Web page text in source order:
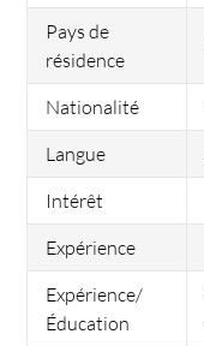
Pays de
résidence
Nationalité
Langue
Intérêt
Expérience
Expérience/
Éducation